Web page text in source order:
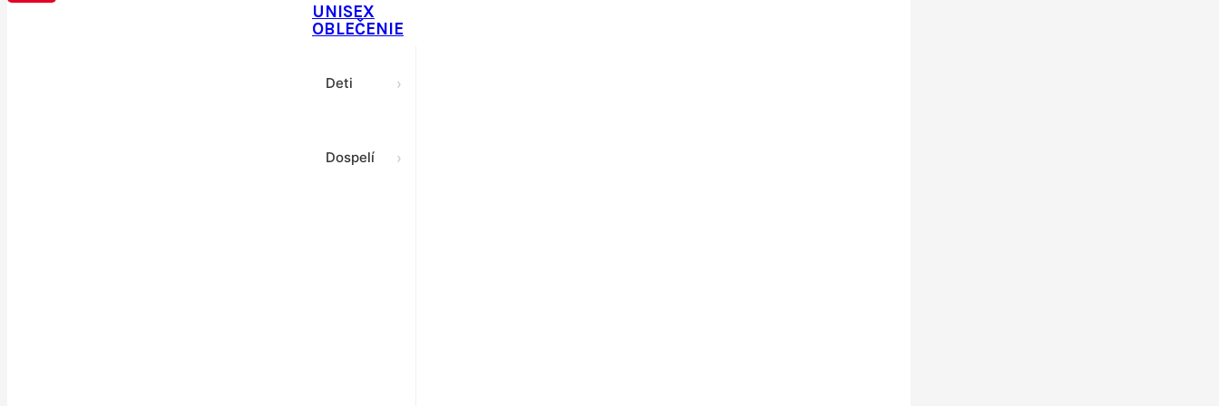
Rukavice
Športové
podprsenky
Zimná
obuv
UNISEX
OBLEČENIE
Deti ›
Dospelí ›